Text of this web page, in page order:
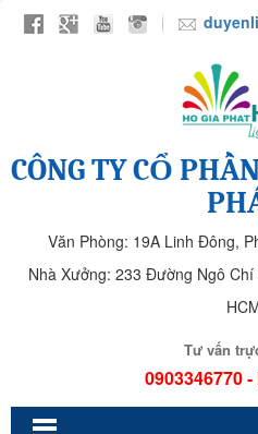
CÔNG TY CỔ
Văn Phòng: 19A Linh Đông,
Nhà Xưởng: 233 Đường Ngô
Tư vấn
0903346770